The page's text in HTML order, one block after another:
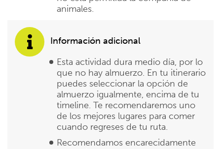
animales.
Información adicional
Esta actividad dura medio día, por lo
que no hay almuerzo. En tu itinerario
puedes seleccionar la opción de
almuerzo igualmente, encima de tu
timeline. Te recomendaremos uno
de los mejores lugares para comer
cuando regreses de tu ruta.
Recomendamos encarecidamente